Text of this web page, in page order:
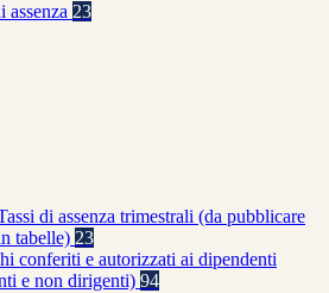
assenza 23
di assenza trimestrali (da pubblicare
tabelle) 23
conferiti e autorizzati ai dipendenti
e non dirigenti) 94